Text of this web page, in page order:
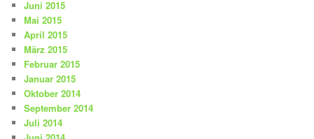
Juni 2015
Mai 2015
April 2015
März 2015
Februar 2015
Januar 2015
Oktober 2014
September 2014
Juli 2014